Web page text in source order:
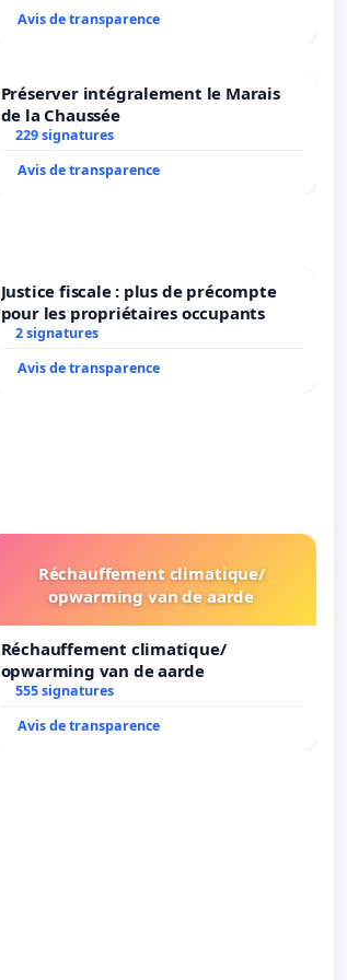
Avis de transparence
Préserver intégralement le Marais
de la Chaussée
229 signatures
Avis de transparence
Justice fiscale : plus de précompte
pour les propriétaires occupants
2 signatures
Avis de transparence
Réchauffement climatique/
opwarming van de aarde
Réchauffement climatique/
opwarming van de aarde
555 signatures
Avis de transparence